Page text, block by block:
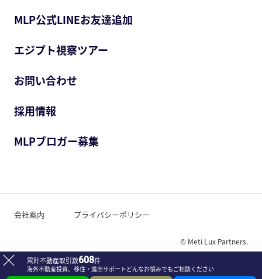
MLP公式LINEお友達追加
エジプト視察ツアー
お問い合わせ
採用情報
MLPブロガー募集
会社案内 プライバシーポリシー
© Meti Lux Partners.
累計不動産取引数608件
海外不動産投資、移住・進出サポートどんなお悩みでもご相談ください